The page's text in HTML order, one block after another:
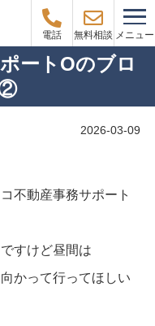
電話 無料相談 メニュー
ートOのブロ
②
2026-03-09
不動産事務サポート
すけど昼間は
かって行ってほしい